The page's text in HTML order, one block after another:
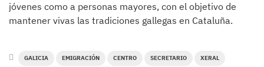
jóvenes como a personas mayores, con el objetivo de
mantener vivas las tradiciones gallegas en Cataluña.
GALICIA EMIGRACIÓN CENTRO SECRETARIO XERAL